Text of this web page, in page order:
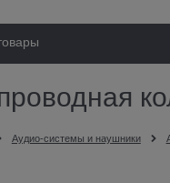
Аудио-системы и наушники